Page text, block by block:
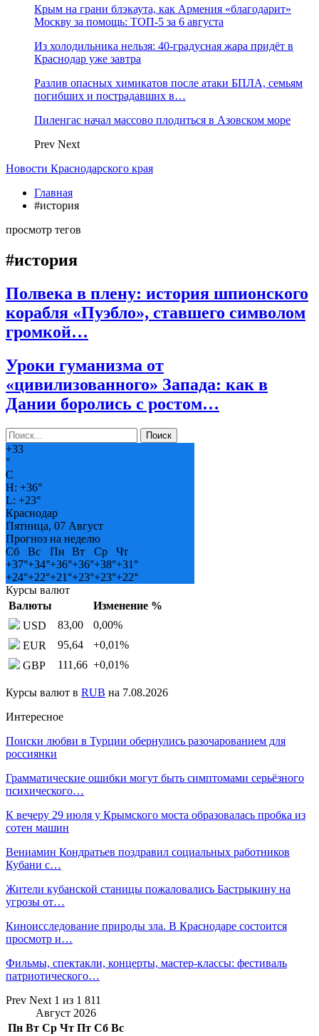
Крым на грани блэкаута, как Армения «благодарит»
Москву за помощь: ТОП-5 за 6 августа
Из холодильника нельзя: 40-градусная жара придёт в
Краснодар уже завтра
Разлив опасных химикатов после атаки БПЛА, семьям
погибших и пострадавших в…
Пиленгас начал массово плодиться в Азовском море
Prev Next
Новости Краснодарского края
Главная
#история
просмотр тегов
#история
Полвека в плену: история шпионского
корабля «Пуэбло», ставшего символом
громкой…
Уроки гуманизма от
«цивилизованного» Запада: как в
Дании боролись с ростом…
+33
°
C
H: +36°
L: +23°
Краснодар
Пятница, 07 Август
Прогноз на неделю
Сб
Вс Пн Вт Ср
Чт
+37°+34°+36°+36°+38°+31°
+24°+22°+21°+23°+23°+22°
Курсы валют
Валюты
Изменение %
USD
83,00 0,00%
EUR
95,64 +0,01%
GBP
111,66 +0,01%
Курсы валют в RUB на 7.08.2026
Интересное
Поиски любви в Турции обернулись разочарованием для
россиянки
Грамматические ошибки могут быть симптомами серьёзного
психического…
К вечеру 29 июля у Крымского моста образовалась пробка из
сотен машин
Вениамин Кондратьев поздравил социальных работников
Кубани с…
Жители кубанской станицы пожаловались Бастрыкину на
угрозы от…
Киноисследование природы зла. В Краснодаре состоится
просмотр и…
Фильмы, спектакли, концерты, мастер-классы: фестиваль
патриотического…
Prev Next 1 из 1 811
Август 2026
Пн Вт Ср Чт Пт Сб Вс